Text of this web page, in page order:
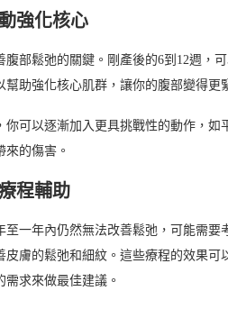
強化核心
腹部鬆弛的關鍵。剛產後的6到12週，
幫助強化核心肌群，讓你的腹部變得更
你可以逐漸加入更具挑戰性的動作，
來的傷害。
程輔助
至一年內仍然無法改善鬆弛，可能需
皮膚的鬆弛和細紋。這些療程的效果
求來做最佳建議。